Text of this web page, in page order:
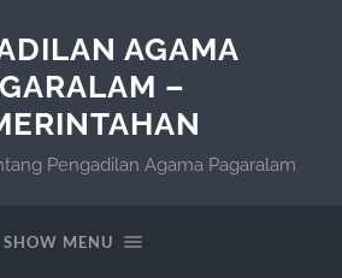
AGAMA
–
Pengadilan Agama Pagaralam
SHOW MENU